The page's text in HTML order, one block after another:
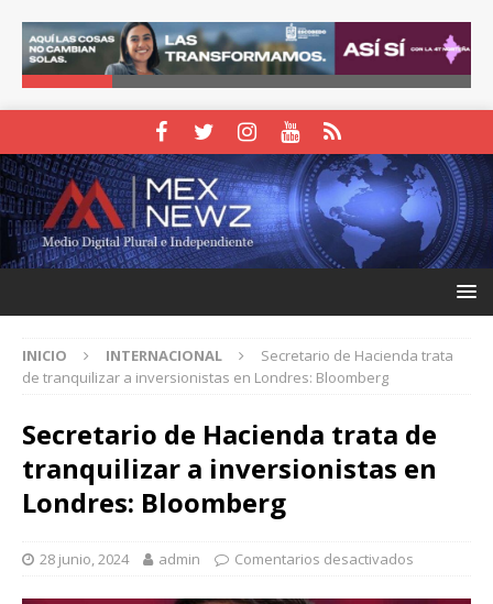
INICIO INTERNACIONAL
Secretario de Hacienda trata
de tranquilizar a inversionistas en Londres: Bloomberg
Secretario de Hacienda trata de
tranquilizar a inversionistas en
Londres: Bloomberg
28 junio, 2024 admin Comentarios desactivados